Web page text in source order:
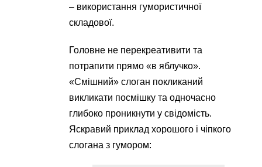
– використання гумористичної
складової.
Головне не перекреативити та
потрапити прямо «в яблучко».
«Смішний» слоган покликаний
викликати посмішку та одночасно
глибоко проникнути у свідомість.
Яскравий приклад хорошого і чіпкого
слогана з гумором: